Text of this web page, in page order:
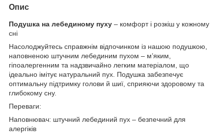
Опис
Подушка на лебединому пуху – комфорт і розкіш у кожному
сні
Насолоджуйтесь справжнім відпочинком із нашою подушкою,
наповненою штучним лебединим пухом – м’яким,
гіпоалергенним та надзвичайно легким матеріалом, що
ідеально імітує натуральний пух. Подушка забезпечує
оптимальну підтримку голови й шиї, сприяючи здоровому та
глибокому сну.
Переваги:
Наповнювач: штучний лебединий пух – безпечний для
алергіків